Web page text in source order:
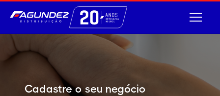
Cadastre o seu negócio